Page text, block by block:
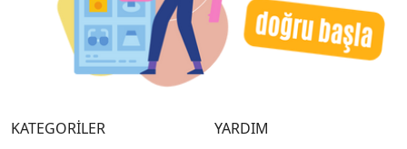
KATEGORİLER YARDIM